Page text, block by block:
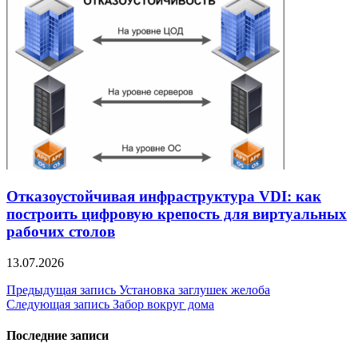
Отказоустойчивая инфраструктура VDI: как
построить цифровую крепость для виртуальных
рабочих столов
13.07.2026
Навигация
по
записям
Предыдущая запись Установка заглушек желоба
Следующая запись Забор вокруг дома
Последние записи